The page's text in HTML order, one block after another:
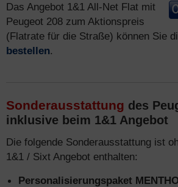
Das Angebot 1&1 All-Net Flat mit
Peugeot 208 zum Aktionspreis
(Flatrate für die Straße) können Sie
bestellen.
Sonderausstattung des
inklusive beim 1&1 Angebot
Die folgende Sonderausstattung ist
1&1 / Sixt Angebot enthalten:
Personalisierungspaket